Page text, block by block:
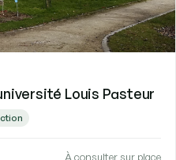
Louis Pasteur
À consulter sur place